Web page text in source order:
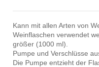
Kann mit allen Arten von
Weinflaschen verwendet
größer (1000 ml).
Pumpe und Verschlüsse
Die Pumpe entzieht der